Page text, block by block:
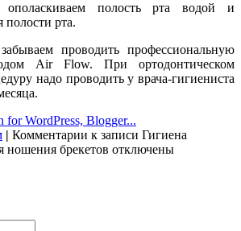
ополаскиваем полость рта водой и
полости рта.
проводить профессиональную
Air Flow. При ортодонтическом
надо проводить у врача-гигиениста
| Комментарии к записи Гигиена
ношения брекетов отключены